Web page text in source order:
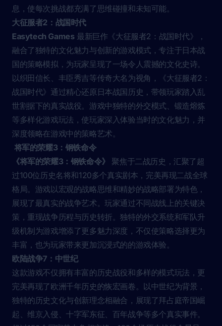
息，使每次挑战都充满了思维碰撞和未知可能。
大征服者2：战国时代
Easytech Games 最新巨作《大征服者2：战国时代》，
融合了独特的文化魅力与创新的游戏模式，专注于日本战
国的策略模拟，为玩家呈现了一场令人震撼的文化史诗。
以织田信长、丰臣秀吉等传奇大名为视角，《大征服者2：
战国时代》通过精心还原日本战国历史，带领玩家踏入乱
世割据下的真实战役。游戏中独特的外交模式、锻造熔炼
等多样化游戏玩法，使玩家深入体验当时的文化魅力，并
深度领略在游戏中的策略艺术。
将军的荣耀3：钢铁命令
《将军的荣耀3：钢铁命令》
聚焦于二战历史，汇聚了超
过100位历史名将和120多个真实剧本，完美再现二战全球
格局。游戏以宏观的战略思维和精妙的战略部署为特色，
展现了最真实的战争艺术。玩家通过不同战线上的关键决
策，重现战争历程与历史转折。独特的外交系统和军队升
级机制为游戏增添了更多魅力深度，不仅使策略选择更为
丰富，也为玩家带来更加沉浸式的的游戏体验。
欧陆战争7：中世纪
这款游戏不仅拥有丰富的历史战役和多样的模式玩法，更
完美再现了欧洲千年历史的恢宏画卷。以中世纪为背景，
独特的历史文化与创新理念相融合，展现了拜占庭帝国崛
起、维京入侵、十字军东征、百年战争等多个真实事件。